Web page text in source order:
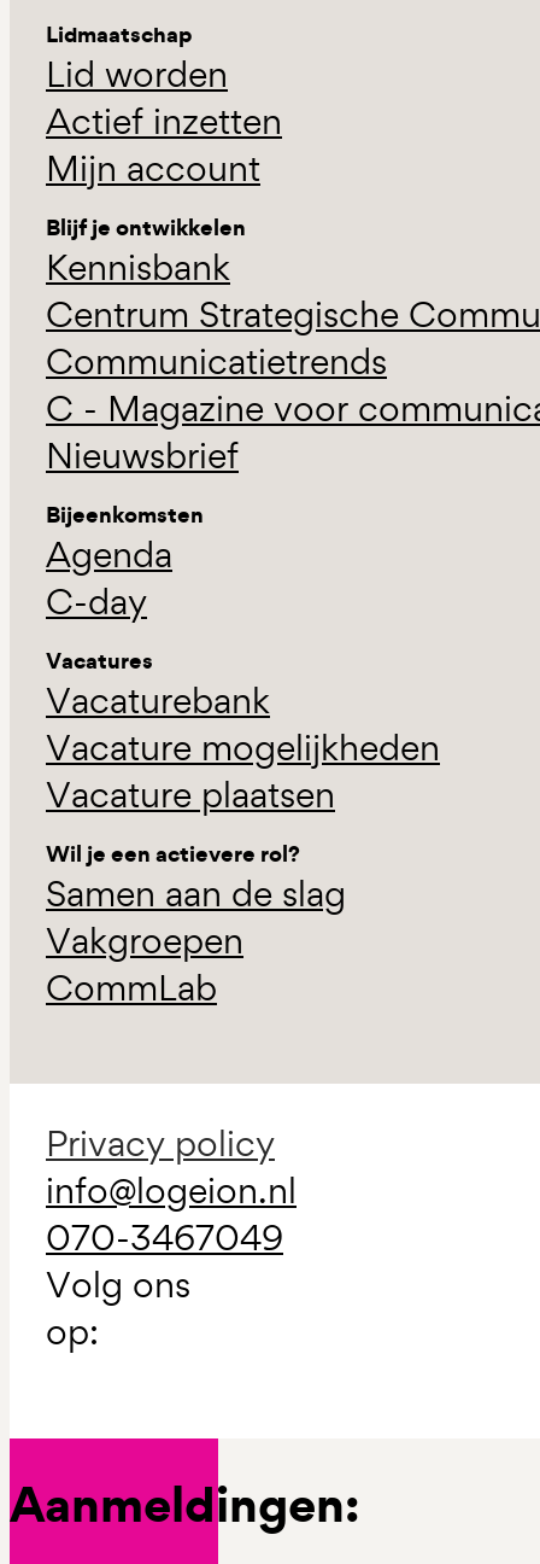
Lidmaatschap
Lid worden
Actief inzetten
Mijn account
Blijf je ontwikkelen
Kennisbank
Centrum Strategische
Communicatietrends
C - Magazine voor
Nieuwsbrief
Bijeenkomsten
Agenda
C-day
Vacatures
Vacaturebank
Vacature mogelijkheden
Vacature plaatsen
Wil je een actievere rol?
Samen aan de slag
Vakgroepen
CommLab
Privacy policy
info@logeion.nl
070-3467049
Volg ons
op:
Aanmeldingen: